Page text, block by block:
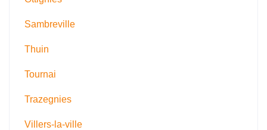
Sambreville
Thuin
Tournai
Trazegnies
Villers-la-ville